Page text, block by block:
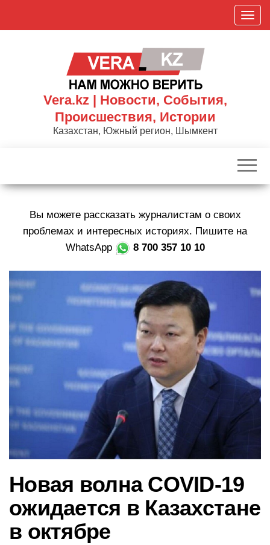
П
о
к
р
и
ц
и
Vera.kz | Новости, События,
Происшествия, Истории
Казахстан, Южный регион, Шымкент
Вы можете рассказать журналистам о своих
проблемах и интересных историях. Пишите на
WhatsApp
8 700 357 10 10
Новая волна COVID-19
ожидается в Казахстане
в октябре